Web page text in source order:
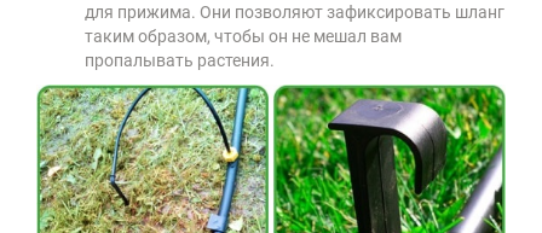
для прижима. Они позволяют зафиксировать шланг
таким образом, чтобы он не мешал вам
пропалывать растения.